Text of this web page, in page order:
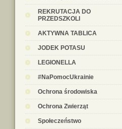
REKRUTACJA DO
PRZEDSZKOLI
AKTYWNA TABLICA
JODEK POTASU
LEGIONELLA
#NaPomocUkrainie
Ochrona środowiska
Ochrona Zwierząt
Społeczeństwo